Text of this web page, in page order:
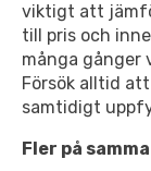
viktigt att
till pris och
många gånger
Försök alltid
samtidigt
Fler på